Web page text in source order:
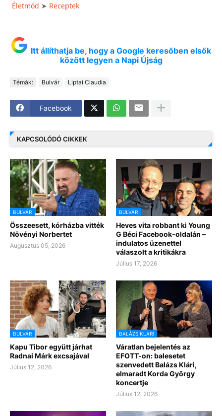
Életmód ➤ Receptek
Itt állíthatja be, hogy a Google keresőben elsők
között legyen a Napi Újság
Témák: Bulvár Liptai Claudia
Facebook
KAPCSOLÓDÓ CIKKEK
BULVÁR
Összeesett, kórházba vitték
Növényi Norbertet
Augusztus 05, 2026
BULVÁR
Heves vita robbant ki Young
G Béci Facebook-oldalán –
indulatos üzenettel
válaszolt a kritikákra
Július 17, 2026
BULVÁR
Kapu Tibor együtt járhat
Radnai Márk excsajával
Július 12, 2026
BALÁZS KLÁRI
Váratlan bejelentés az
EFOTT-on: balesetet
szenvedett Balázs Klári,
elmaradt Korda György
koncertje
Július 12, 2026